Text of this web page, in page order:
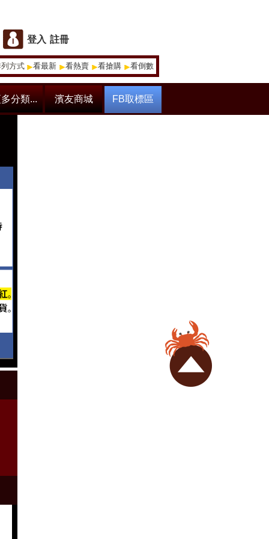
登入 註冊
方式 看最新 看熱賣 看搶購 看倒數
分類... 濱友商城 FB取標區